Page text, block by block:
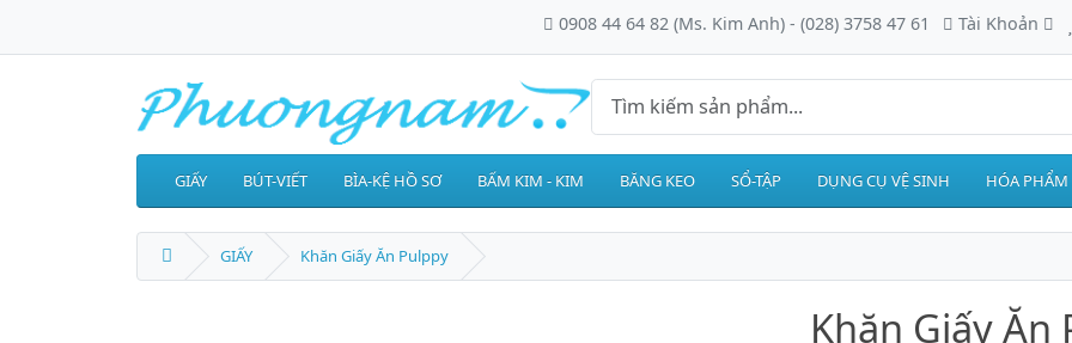
0908 44 64 82 (Ms. Kim Anh) - (028) 3758 47 61 Tài Khoản
GIẤY BÚT-VIẾT BÌA-KỆ HỒ SƠ BẤM KIM - KIM BĂNG KEO SỔ-TẬP DỤNG CỤ VỆ SINH HÓA PHẨM
GIẤY Khăn Giấy Ăn Pulppy
Khăn Giấy Ăn